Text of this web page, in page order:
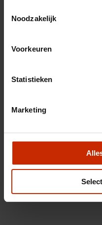
Noodzakelijk
Voorkeuren
Statistieken
Marketing